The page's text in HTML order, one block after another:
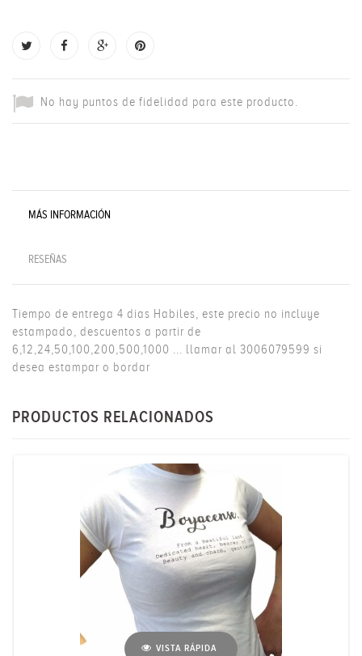
No hay puntos de fidelidad para este producto.
MÁS INFORMACIÓN
RESEÑAS
Tiempo de entrega 4 dias Habiles, este precio no incluye
estampado, descuentos a partir de
6,12,24,50,100,200,500,1000 ... llamar al 3006079599 si
desea estampar o bordar
PRODUCTOS RELACIONADOS
VISTA RÁPIDA